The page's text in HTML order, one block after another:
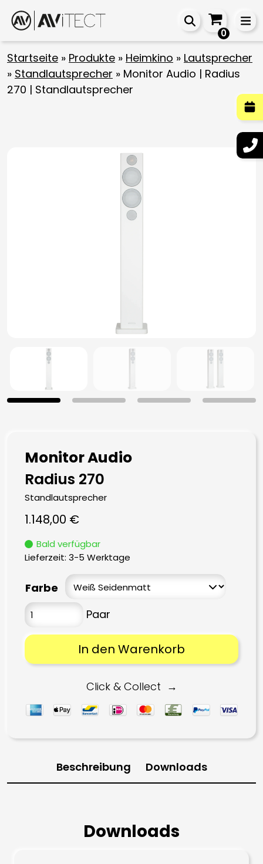
0
Startseite » Produkte » Heimkino » Lautsprecher
» Standlautsprecher » Monitor Audio | Radius
270 | Standlautsprecher
Monitor Audio
Radius 270
Standlautsprecher
1.148,00 €
Bald verfügbar
Lieferzeit: 3-5 Werktage
Farbe
In den Warenkorb
Click & Collect
Beschreibung Downloads
Downloads